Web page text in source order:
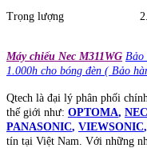
Trọng lượng
Máy chiếu Nec M311WG Bảo
1.000h cho bóng đèn ( Bảo
Qtech là đại lý phân phối
thế giới như: OPTOMA, NEC
PANASONIC, VIEWSONIC,
tín tại Việt Nam. Với những